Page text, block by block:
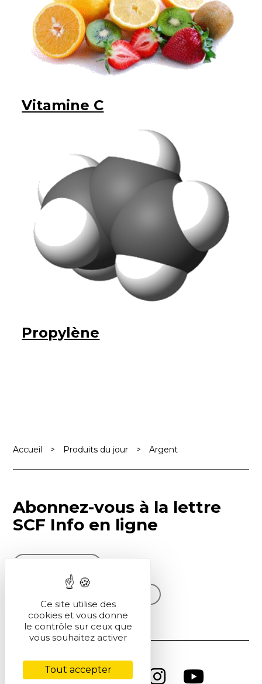
Vitamine C
Propylène
Accueil > Produits du jour > Argent
Abonnez-vous à la lettre
SCF Info en ligne
Ce site utilise des
cookies et vous donne
le contrôle sur ceux que
vous souhaitez activer
Tout accepter